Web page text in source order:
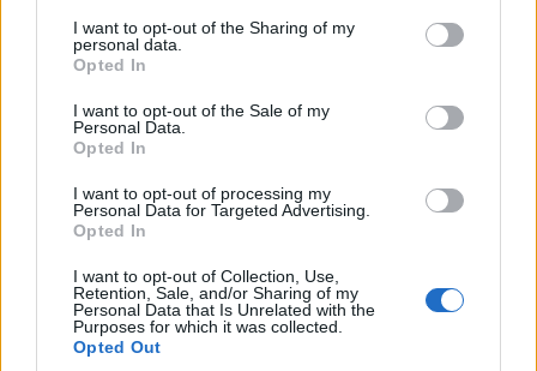
not limited to your visit or usage behaviour. You may click to
grant or deny consent to Google and its third-party tags to
use your data for below specified purposes in below Google
consent section.
I want to opt-out of the Sharing of my
personal data.
Opted In
I want to opt-out of the Sale of my
Personal Data.
Opted In
I want to opt-out of processing my
Personal Data for Targeted Advertising.
Opted In
I want to opt-out of Collection, Use,
Retention, Sale, and/or Sharing of my
Personal Data that Is Unrelated with the
Purposes for which it was collected.
Opted Out
Διάσημο και αρκετά δημοφιλές μεταξύ των
επισκεπτών είναιτο πακέτο του χαβιαριού,μια
περιποίηση σχεδόν δύο ωρών, όπου οι επισκέπτες